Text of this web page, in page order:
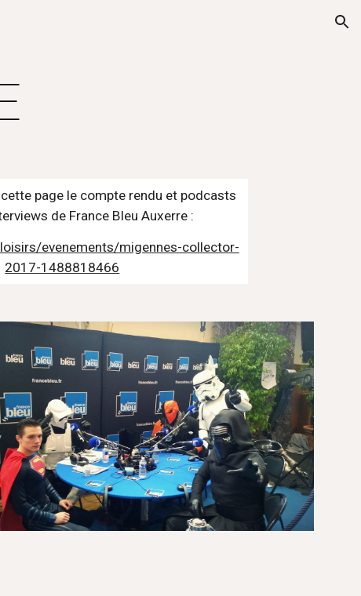
page le compte rendu et podcasts
de France Bleu Auxerre :
evenements/migennes-collector-
2017-1488818466